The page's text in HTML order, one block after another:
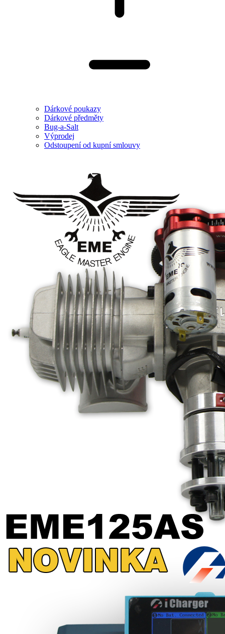
Dárkové poukazy
Dárkové předměty
Bug-a-Salt
Výprodej
Odstoupení od kupní smlouvy